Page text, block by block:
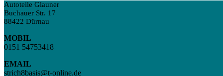
Autoteile Glauner
Buchauer Str. 17
88422 Dürnau
MOBIL
0151 54753418
EMAIL
strich8basis@t-online.de